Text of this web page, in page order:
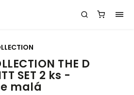
THE D
SET 2 ks -
malá